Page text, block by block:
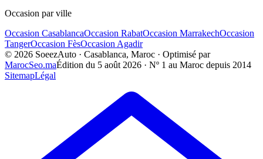
Occasion par ville
Occasion CasablancaOccasion RabatOccasion MarrakechOccasion
TangerOccasion FèsOccasion Agadir
© 2026 SoeezAuto · Casablanca, Maroc · Optimisé par
MarocSeo.maÉdition du 5 août 2026 · Nº 1 au Maroc depuis 2014
SitemapLégal